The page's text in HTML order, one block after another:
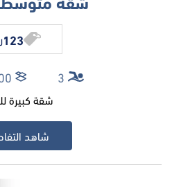
123
3
شقة كبيرة
شاهد